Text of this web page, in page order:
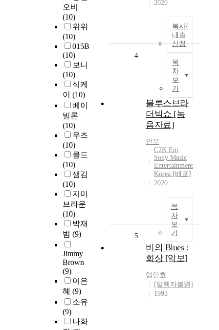
오비
(10)
위위
(10)
015B
(10)
보니
(10)
식케
이 (10)
베이
빌론
(10)
우즈
(10)
콜드
(10)
샘김
(10)
지미
브라운
(10)
박재
범 (9)
Jimmy
Brown
(9)
이은
혜 (9)
소유
(9)
나화
2020
복사/
대출
신청
목
차
보
기
4
블루스브라
더빅쇼 [녹
음자료]
인우
C2K Ent
Sony Music
Entertainment
Korea [배포]
2020
목
차
보
기
5
비의 Blues :
회상 [악보]
엄인호
[발행자불명]
1993